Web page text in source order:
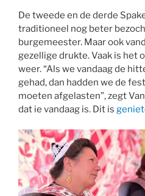
De tweede en de derde
traditioneel nog beter
burgemeester. Maar ook
gezellige drukte. Vaak is het
weer. “Als we vandaag de
gehad, dan hadden we de
moeten afgelasten”, zegt
dat ie vandaag is. Dit is